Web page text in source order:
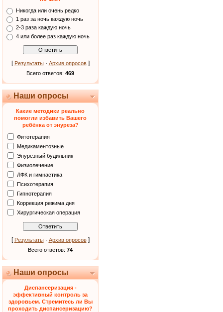
Никогда или очень редко
1 раз за ночь каждую ночь
2-3 раза каждую ночь
4 или более раз каждую ночь
[ Результаты· Архив опросов]
Всего ответов: 469
Наши опросы
Какие методики реально
помогли избавить Вашего
ребёнка от энуреза?
Фитотерапия
Медикаментозные
Энурезный будильник
Физиолечение
ЛФК и гимнастика
Психотерапия
Гипнотерапия
Коррекция режима дня
Хирургическая операция
[ Результаты· Архив опросов]
Всего ответов: 74
Наши опросы
Диспансеризация -
эффективный контроль за
здоровьем. Стремитесь ли Вы
проходить диспансеризацию?